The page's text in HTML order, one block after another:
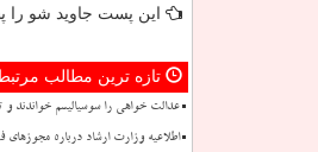
این پست جاوید شو را
تازه ترین مطالب
عدالت خواهی را سوسیالیسم خواندند و
اطلاعیه وزارت ارشاد درباره مجوزهای